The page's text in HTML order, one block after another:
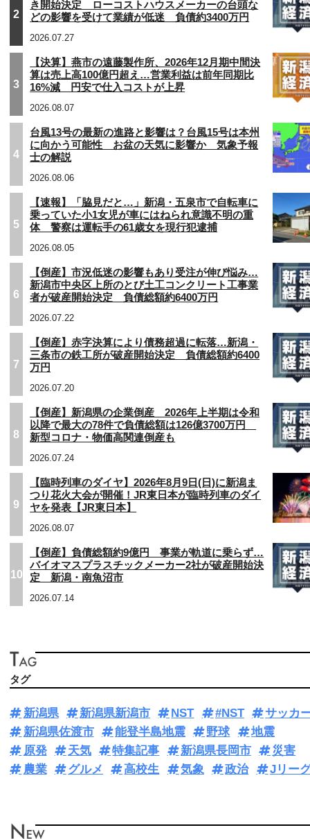
2
き開始決定 ローコストハウスメーカーの台頭な
どの影響を受けて業績が低迷 負債約3400万円
2026.07.27
3
【決算】燕市の遠藤製作所、2026年12月期中間決
算は売上高100億円超え…営業利益は前年同期比
16%減 円安で仕入コストが上昇
2026.08.07
4
台風13号の最新の進路と影響は？台風15号は本州
に向かう可能性 お盆の天気に影響か 気象予報
士の解説
2026.08.06
5
【速報】「脇見だと…」新潟・五泉市で自転車に
乗っていた小1女児が車にはねられ意識不明の重
体 警察は運転手の61歳女を現行犯逮捕
2026.08.05
6
【倒産】市況低迷の影響もあり受注が伸び悩み…
新潟市中央区上所のとび土工コンクリート工事業
者が破産開始決定 負債総額約6400万円
2026.07.22
7
【倒産】赤字決算により債務超過に転落…新潟・
三条市の鉄工所が破産開始決定 負債総額約6400
万円
2026.07.20
8
【倒産】新潟県の企業倒産 2026年上半期は令和
以降で最大の78件で負債総額は126億3700万円
新型コロナ・物価高関連倒産も
2026.07.24
9
【臨時列車のダイヤ】2026年8月9日(日)に新潟ま
つり花火大会が開催！JR東日本が臨時列車のダイ
ヤを発表【JR東日本】
2026.08.07
10
【倒産】負債総額約9億円 事業が軌道に乗らず…
バイオマスプラスチックメーカー2社が破産開始決
定 新潟・南魚沼市
2026.07.14
タグ
新潟県 新潟県新潟市 NST #NST
サッカ
新潟県佐渡市
能登半島地震 野球
地震
原発
天気 特集記事 新潟県長岡市
災害
農業
グルメ 高校生 気象 政治 Jリー